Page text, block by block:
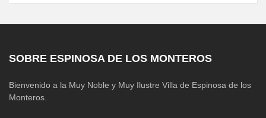
SOBRE ESPINOSA DE LOS MONTEROS
Bienvenido a la Muy Noble y Muy Ilustre Villa de Espinosa de los
Monteros.